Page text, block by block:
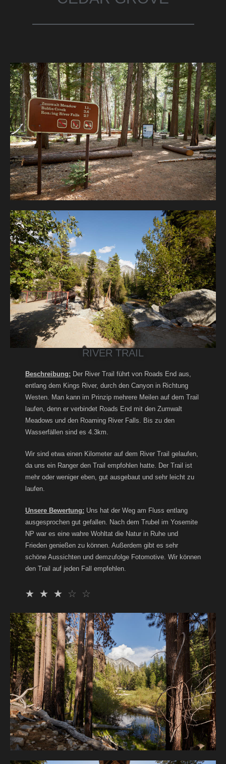
RIVER TRAIL
Beschreibung: Der River Trail führt von Roads End aus,
entlang dem Kings River, durch den Canyon in Richtung
Westen. Man kann im Prinzip mehrere Meilen auf dem Trail
laufen, denn er verbindet Roads End mit den Zumwalt
Meadows und den Roaming River Falls. Bis zu den
Wasserfällen sind es 4.3km.
Wir sind etwa einen Kilometer auf dem River Trail gelaufen,
da uns ein Ranger den Trail empfohlen hatte. Der Trail ist
mehr oder weniger eben, gut ausgebaut und sehr leicht zu
laufen.
Unsere Bewertung: Uns hat der Weg am Fluss entlang
ausgesprochen gut gefallen. Nach dem Trubel im Yosemite
NP war es eine wahre Wohltat die Natur in Ruhe und
Frieden genießen zu können. Außerdem gibt es sehr
schöne Aussichten und demzufolge Fotomotive. Wir können
den Trail auf jeden Fall empfehlen.
☆ ☆ ☆ ☆ ☆